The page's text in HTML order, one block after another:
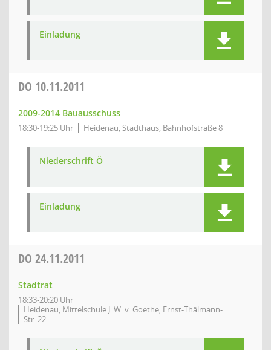
Einladung
DO 10.11.2011
2009-2014 Bauausschuss
18:30-19:25 Uhr Heidenau, Stadthaus, Bahnhofstraße 8
Niederschrift Ö
Einladung
DO 24.11.2011
Stadtrat
18:33-20:20 Uhr
Heidenau, Mittelschule J. W. v. Goethe, Ernst-Thälmann-
Str. 22